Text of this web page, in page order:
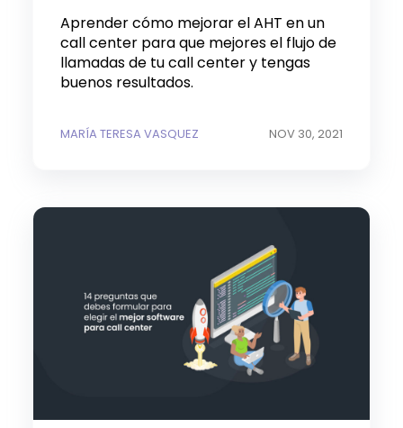
Aprender cómo mejorar el AHT en un
call center para que mejores el flujo de
llamadas de tu call center y tengas
buenos resultados.
MARÍA TERESA VASQUEZ NOV 30, 2021